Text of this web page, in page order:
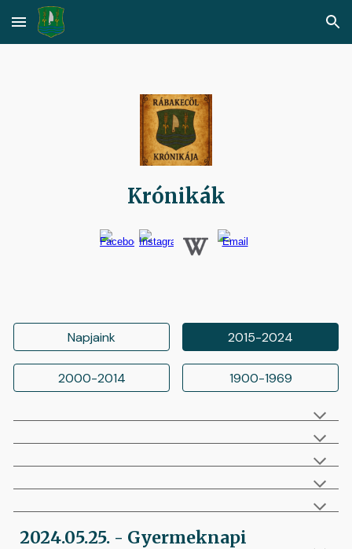
Skip to main content Skip to navigation
Krónikák
Napjaink 2015-2024
2000-2014 1900-1969
2024.05.25. - Gyermeknapi